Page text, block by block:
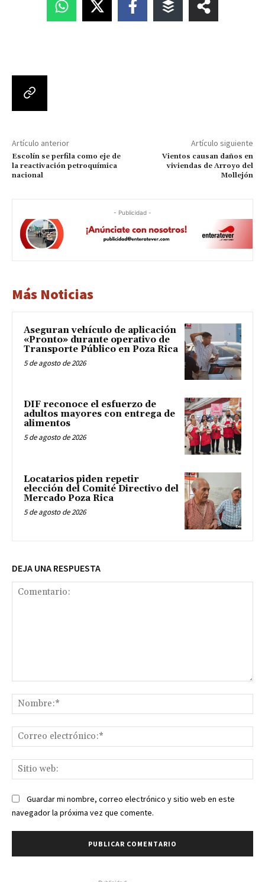
Artículo anterior
Escolín se perfila como eje de
la reactivación petroquímica
nacional
Artículo siguiente
Vientos causan daños en
viviendas de Arroyo del
Mollejón
- Publicidad -
Más Noticias
Aseguran vehículo de aplicación
«Pronto» durante operativo de
Transporte Público en Poza Rica
5 de agosto de 2026
DIF reconoce el esfuerzo de
adultos mayores con entrega de
alimentos
5 de agosto de 2026
Locatarios piden repetir
elección del Comité Directivo del
Mercado Poza Rica
5 de agosto de 2026
DEJA UNA RESPUESTA
Guardar mi nombre, correo electrónico y sitio web en este
navegador la próxima vez que comente.